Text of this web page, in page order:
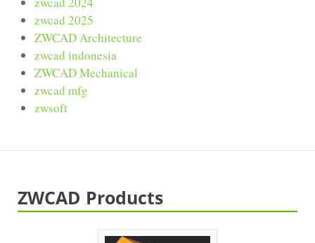
zwcad 2025
ZWCAD Architecture
zwcad indonesia
ZWCAD Mechanical
zwcad mfg
zwsoft
ZWCAD Products